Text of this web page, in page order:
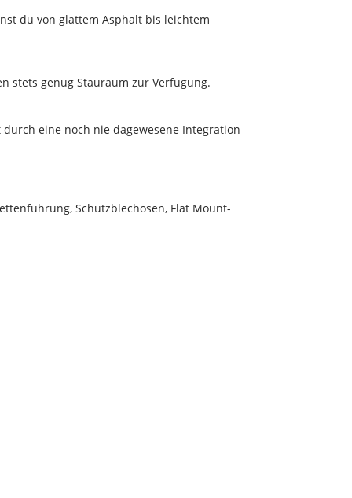
du von glattem Asphalt bis leichtem
stets genug Stauraum zur Verfügung.
eine noch nie dagewesene Integration
Schutzblechösen, Flat Mount-